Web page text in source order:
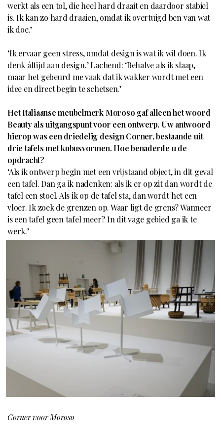
werkt als een tol, die heel hard draait en daardoor stabiel
is. Ik kan zo hard draaien, omdat ik overtuigd ben van wat
ik doe.’
‘Ik ervaar geen stress, omdat design is wat ik wil doen. Ik
denk áltijd aan design.’ Lachend: ‘Behalve als ik slaap,
maar het gebeurd me vaak dat ik wakker wordt met een
idee en direct begin te schetsen.’
Het Italiaanse meubelmerk Moroso gaf alleen het woord
Beauty als uitgangspunt voor een ontwerp. Uw antwoord
hierop was een driedelig design Corner, bestaande uit
drie tafels met kubusvormen. Hoe benaderde u de
opdracht?
‘Als ik ontwerp begin met een vrijstaand object, in dit geval
een tafel. Dan ga ik nadenken: als ik er op zit dan wordt de
tafel een stoel. Als ik op de tafel sta, dan wordt het een
vloer. Ik zoek de grenzen op. Waar ligt de grens? Wanneer
is een tafel geen tafel meer? In dit vage gebied ga ik te
werk.’
Corner voor Moroso